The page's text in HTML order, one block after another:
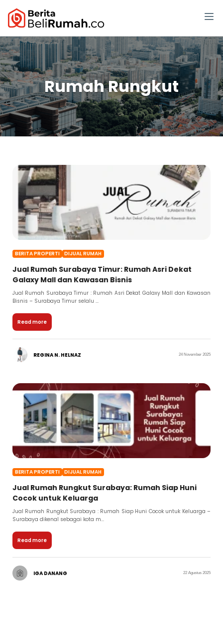
Rumah Rungkut
BERITA PROPERTI DIJUAL RUMAH
Jual Rumah Surabaya Timur: Rumah Asri Dekat
Galaxy Mall dan Kawasan Bisnis
Jual Rumah Surabaya Timur : Rumah Asri Dekat Galaxy Mall dan Kawasan
Bisnis – Surabaya Timur selalu ...
Read more
REGINA N. HELNAZ 24 November 2025
BERITA PROPERTI DIJUAL RUMAH
Jual Rumah Rungkut Surabaya: Rumah Siap Huni
Cocok untuk Keluarga
Jual Rumah Rungkut Surabaya : Rumah Siap Huni Cocok untuk Keluarga –
Surabaya dikenal sebagai kota m...
Read more
IGA DANANG 22 Agustus 2025